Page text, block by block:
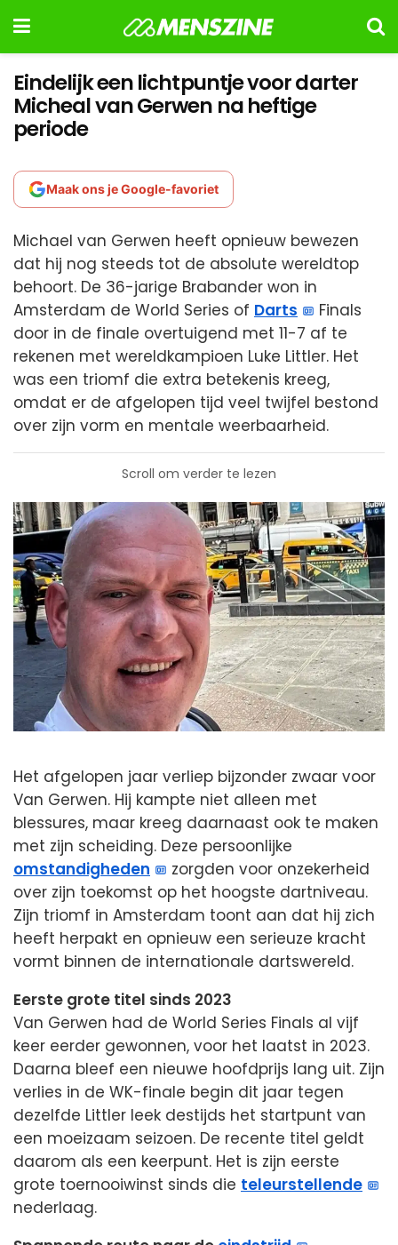
Eindelijk een lichtpuntje voor darter
Micheal van Gerwen na heftige
periode
Maak ons je Google-favoriet
Michael van Gerwen heeft opnieuw bewezen
dat hij nog steeds tot de absolute wereldtop
behoort. De 36-jarige Brabander won in
Amsterdam de World Series of Darts
Finals
door in de finale overtuigend met 11-7 af te
rekenen met wereldkampioen Luke Littler. Het
was een triomf die extra betekenis kreeg,
omdat er de afgelopen tijd veel twijfel bestond
over zijn vorm en mentale weerbaarheid.
Scroll om verder te lezen
Het afgelopen jaar verliep bijzonder zwaar voor
Van Gerwen. Hij kampte niet alleen met
blessures, maar kreeg daarnaast ook te maken
met zijn scheiding. Deze persoonlijke
omstandigheden
zorgden voor onzekerheid
over zijn toekomst op het hoogste dartniveau.
Zijn triomf in Amsterdam toont aan dat hij zich
heeft herpakt en opnieuw een serieuze kracht
vormt binnen de internationale dartswereld.
Eerste grote titel sinds 2023
Van Gerwen had de World Series Finals al vijf
keer eerder gewonnen, voor het laatst in 2023.
Daarna bleef een nieuwe hoofdprijs lang uit. Zijn
verlies in de WK-finale begin dit jaar tegen
dezelfde Littler leek destijds het startpunt van
een moeizaam seizoen. De recente titel geldt
daarom als een keerpunt. Het is zijn eerste
grote toernooiwinst sinds die teleurstellende
nederlaag.